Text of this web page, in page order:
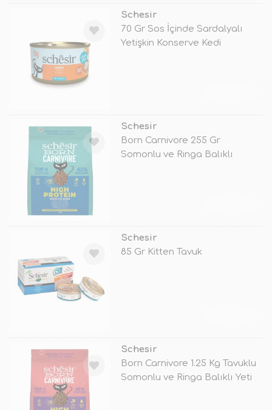
Schesir
70 Gr Sos İçinde Sardalyalı
Yetişkin Konserve Kedi
Schesir
Born Carnivore 255 Gr
Somonlu ve Ringa Balıklı
Schesir
85 Gr Kitten Tavuk
Schesir
Born Carnivore 1.25 Kg Tavuklu
Somonlu ve Ringa Balıklı Yeti